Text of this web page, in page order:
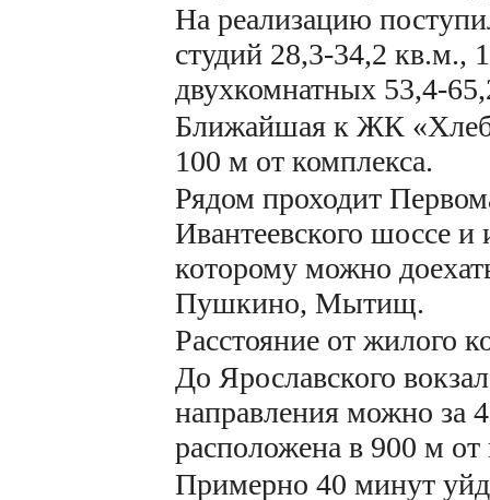
На реализацию
студий 28,3-34,2 кв.м.,
двухкомнатных 53,4-
Ближайшая к ЖК
100 м от комплекса.
Рядом проходит
Ивантеевского шоссе
которому можно
Пушкино, Мытищ.
Расстояние от жилого
До Ярославского
направления можно за
расположена в 900 м от
Примерно 40 минут